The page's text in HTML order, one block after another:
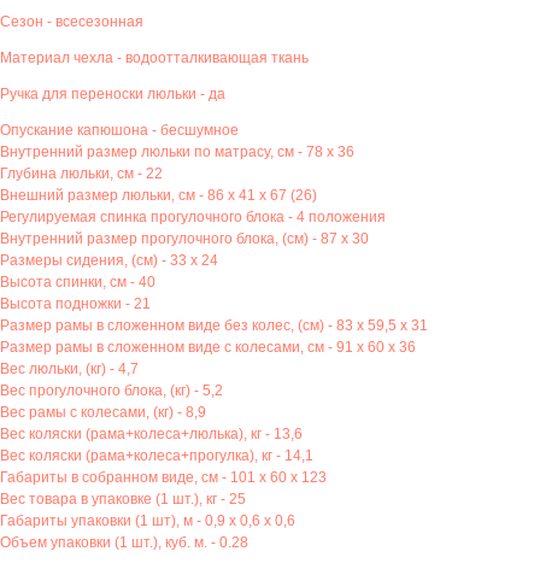
Сезон - всесезонная
Материал чехла - водоотталкивающая ткань
Ручка для переноски люльки - да
Опускание капюшона - бесшумное
Внутренний размер люльки по матрасу, см - 78 х 36
Глубина люльки, см - 22
Внешний размер люльки, см - 86 х 41 х 67 (26)
Регулируемая спинка прогулочного блока - 4 положения
Внутренний размер прогулочного блока, (см) - 87 х 30
Размеры сидения, (см) - 33 х 24
Высота спинки, см - 40
Высота подножки - 21
Размер рамы в сложенном виде без колес, (см) - 83 х 59,5 х 31
Размер рамы в сложенном виде с колесами, см - 91 х 60 х 36
Вес люльки, (кг) - 4,7
Вес прогулочного блока, (кг) - 5,2
Вес рамы с колесами, (кг) - 8,9
Вес коляски (рама+колеса+люлька), кг - 13,6
Вес коляски (рама+колеса+прогулка), кг - 14,1
Габариты в собранном виде, см - 101 х 60 х 123
Вес товара в упаковке (1 шт.), кг - 25
Габариты упаковки (1 шт), м - 0,9 х 0,6 х 0,6
Объем упаковки (1 шт.), куб. м. - 0.28